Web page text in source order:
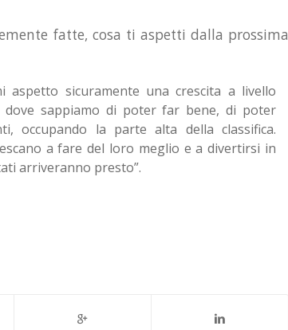
fatte, cosa ti aspetti dalla prossima
aspetto sicuramente una crescita a livello
dove sappiamo di poter far bene, di poter
occupando la parte alta della classifica.
a fare del loro meglio e a divertirsi in
arriveranno presto”.